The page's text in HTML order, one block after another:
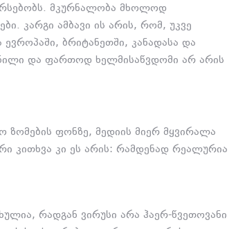
მკურნალობა მხოლოდ
კარგი ამბავი ის არის, რომ, უკვე
ბრიტანეთში, კანადასა და
და ფართოდ ხელმისაწვდომი არ არის
ზომების ფონზე, მედიის მიერ მყვირალა
კითხვა კი ეს არის: რამდენად რეალურია
რადგან ვირუსი არა ჰაერ-წვეთოვანი